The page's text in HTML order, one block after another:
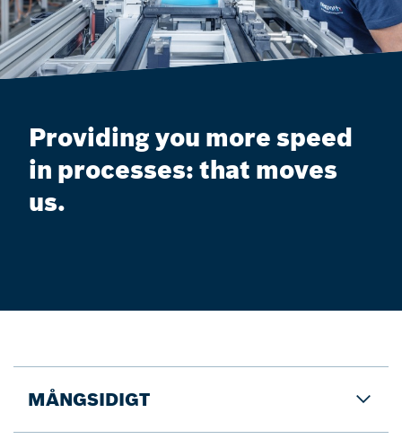
Providing you more speed
in processes: that moves
us.
MÅNGSIDIGT